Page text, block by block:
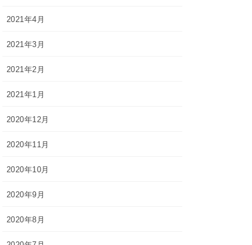
2021年4月
2021年3月
2021年2月
2021年1月
2020年12月
2020年11月
2020年10月
2020年9月
2020年8月